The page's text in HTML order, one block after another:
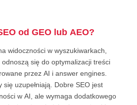
od GEO lub AEO?
widoczności w wyszukiwarkach,
się do optymalizacji treści
przez AI i answer engines.
uzupełniają. Dobre SEO jest
w AI, ale wymaga dodatkowego